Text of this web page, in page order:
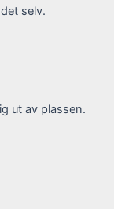
selv.
ut av plassen.